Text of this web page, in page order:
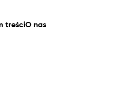
treściO nas